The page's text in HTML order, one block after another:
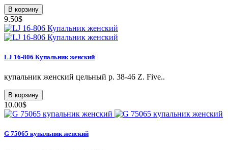
В корзину
9.50$
LJ 16-806 Купальник женский
купальник женский цельный р. 38-46 Z. Five..
В корзину
10.00$
G 75065 купальник женский